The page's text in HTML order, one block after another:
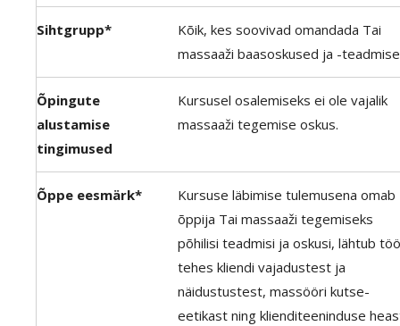
Sihtgrupp*
Kõik, kes soovivad omandada Tai
massaaži baasoskused ja -
Õpingute
alustamise
tingimused
Kursusel osalemiseks ei ole vajalik
massaaži tegemise oskus.
Õppe eesmärk*
Kursuse läbimise tulemusena omab
õppija Tai massaaži tegemiseks
põhilisi teadmisi ja oskusi, lähtub
tehes kliendi vajadustest ja
näidustustest, massööri kutse-
eetikast ning klienditeeninduse